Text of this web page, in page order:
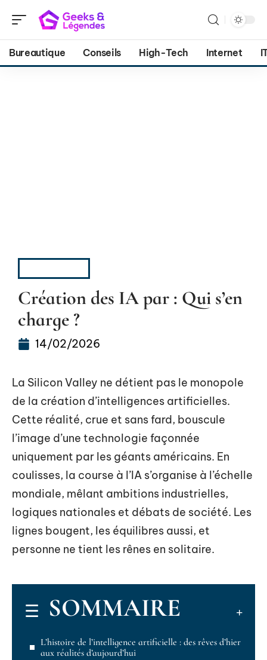
Bureautique Conseils High-Tech Internet
Création des IA par : Qui s’en
charge ?
14/02/2026
La Silicon Valley ne détient pas le monopole
de la création d’intelligences artificielles.
Cette réalité, crue et sans fard, bouscule
l’image d’une technologie façonnée
uniquement par les géants américains. En
coulisses, la course à l’IA s’organise à l’échelle
mondiale, mêlant ambitions industrielles,
logiques nationales et débats de société. Les
lignes bougent, les équilibres aussi, et
personne ne tient les rênes en solitaire.
SOMMAIRE
L’histoire de l’intelligence artificielle : des rêves d’hier
aux réalités d’aujourd’hui